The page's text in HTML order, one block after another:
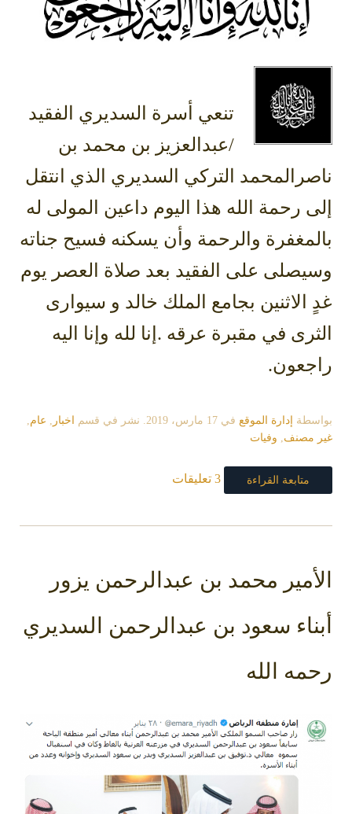
تنعي أسرة السديري الفقيد
/‎عبدالعزيز بن محمد بن
ناصرالمحمد التركي السديري الذي انتقل
إلى رحمة الله هذا اليوم داعين المولى له
بالمغفرة والرحمة وأن يسكنه فسيح جناته
وسيصلى على الفقيد بعد صلاة العصر يوم
غدٍ الاثنين بجامع الملك خالد ‎و سيوارى
الثرى في مقبرة عرقه .إنا لله وإنا اليه
راجعون.
بواسطة إدارة الموقع في 17 مارس، 2019 . نشر في قسم اخبار , عام,
غير مصنف, وفيات
متابعة القراءة 3 تعليقات
الأمير محمد بن عبدالرحمن يزور
أبناء سعود بن عبدالرحمن السديري
رحمه الله